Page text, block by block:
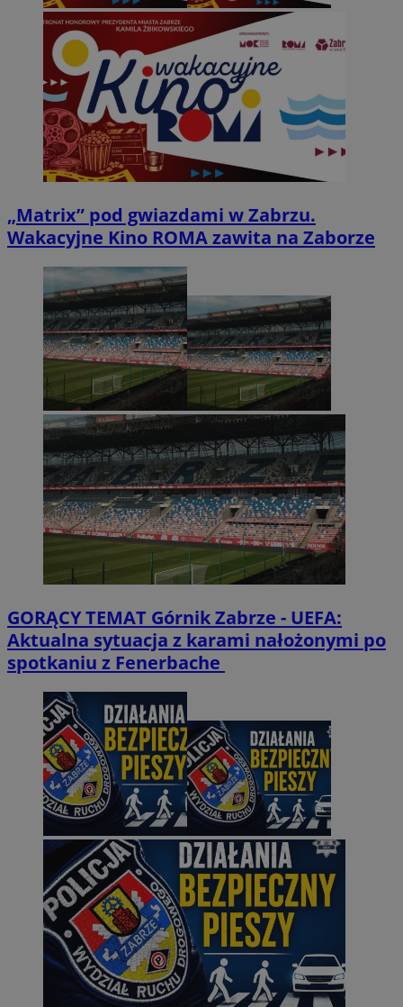
„Matrix” pod gwiazdami w Zabrzu.
Wakacyjne Kino ROMA zawita na Zaborze
GORĄCY TEMAT Górnik Zabrze - UEFA:
Aktualna sytuacja z karami nałożonymi po
spotkaniu z Fenerbache